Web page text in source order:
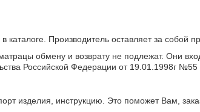
каталоге. Производитель оставляет за
обмену и возврату не подлежат. Они
Российской Федерации от 19.01.1998г №55
изделия, инструкцию. Это поможет Вам,